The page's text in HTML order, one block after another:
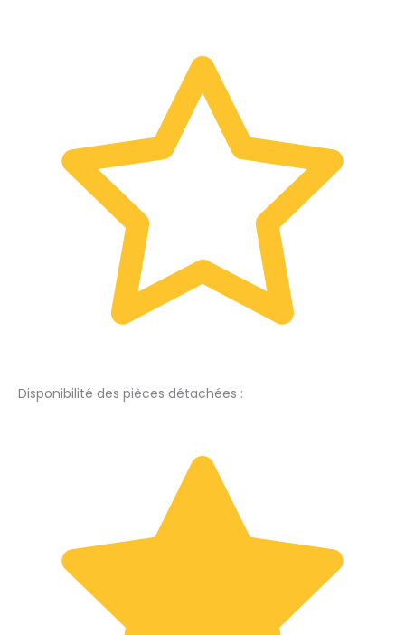
Disponibilité des pièces détachées :